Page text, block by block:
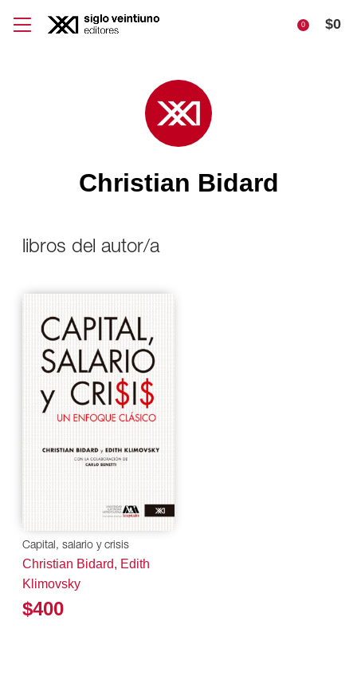
0 $0
Christian Bidard
libros del autor/a
Capital, salario y crisis
Christian Bidard, Edith
Klimovsky
$400